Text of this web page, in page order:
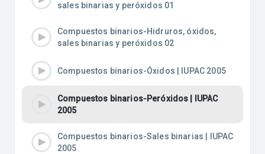
sales binarias y peróxidos 01
Compuestos binarios-Hidruros, óxidos,
sales binarias y peróxidos 02
Compuestos binarios-Óxidos | IUPAC 2005
Compuestos binarios-Peróxidos | IUPAC
2005
Compuestos binarios-Sales binarias | IUPAC
2005